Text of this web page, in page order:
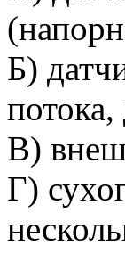
Б)
В)
Г)